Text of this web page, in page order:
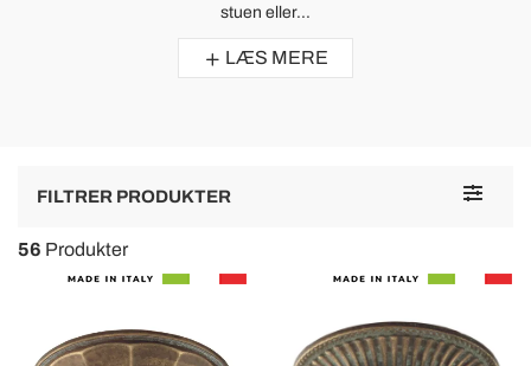
stuen eller...
LÆS MERE
Toggle
FILTRER PRODUKTER
56 Produkter